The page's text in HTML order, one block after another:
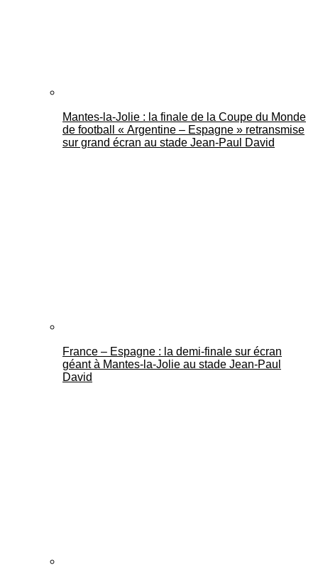
Mantes-la-Jolie : la finale de la Coupe du Monde
de football « Argentine – Espagne » retransmise
sur grand écran au stade Jean-Paul David
France – Espagne : la demi-finale sur écran
géant à Mantes-la-Jolie au stade Jean-Paul
David